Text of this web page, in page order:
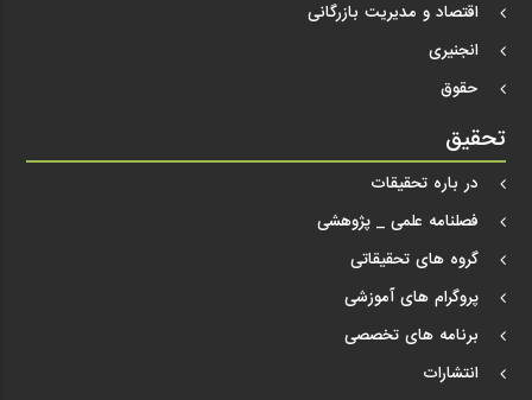
اقتصاد و مدیریت بازرگانی
انجنیری
حقوق
تحقیق
در باره تحقیقات
فصلنامه علمی _ پژوهشی
گروه های تحقیقاتی
پروگرام های آموزشی
برنامه های تخصصی
انتشارات